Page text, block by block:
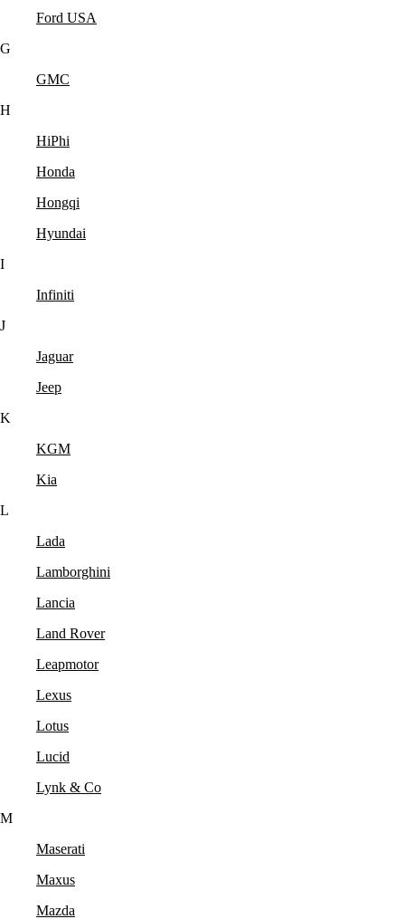
Ford USA
G
GMC
H
HiPhi
Honda
Hongqi
Hyundai
I
Infiniti
J
Jaguar
Jeep
K
KGM
Kia
L
Lada
Lamborghini
Lancia
Land Rover
Leapmotor
Lexus
Lotus
Lucid
Lynk & Co
M
Maserati
Maxus
Mazda